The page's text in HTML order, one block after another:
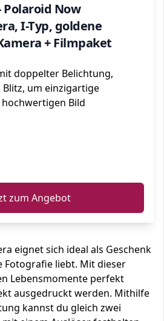
Polaroid Now
I-Typ, goldene
+ Filmpaket
doppelter Belichtung,
um einzigartige
Bild
zum Angebot
eignet sich ideal als Geschenk
Fotografie liebt. Mit dieser
Lebensmomente perfekt
ausgedruckt werden. Mithilfe
kannst du gleich zwei